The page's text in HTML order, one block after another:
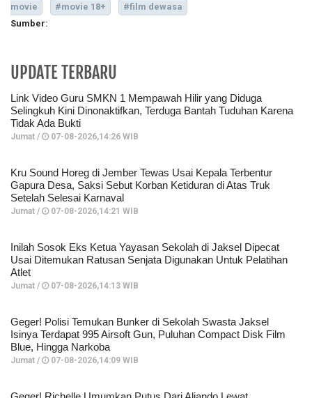
movie
#movie 18+
#film dewasa
Sumber:
UPDATE TERBARU
Link Video Guru SMKN 1 Mempawah Hilir yang Diduga
Selingkuh Kini Dinonaktifkan, Terduga Bantah Tuduhan Karena
Tidak Ada Bukti
Jumat / 07-08-2026,14:26 WIB
Kru Sound Horeg di Jember Tewas Usai Kepala Terbentur
Gapura Desa, Saksi Sebut Korban Ketiduran di Atas Truk
Setelah Selesai Karnaval
Jumat / 07-08-2026,14:21 WIB
Inilah Sosok Eks Ketua Yayasan Sekolah di Jaksel Dipecat
Usai Ditemukan Ratusan Senjata Digunakan Untuk Pelatihan
Atlet
Jumat / 07-08-2026,14:13 WIB
Geger! Polisi Temukan Bunker di Sekolah Swasta Jaksel
Isinya Terdapat 995 Airsoft Gun, Puluhan Compact Disk Film
Blue, Hingga Narkoba
Jumat / 07-08-2026,14:09 WIB